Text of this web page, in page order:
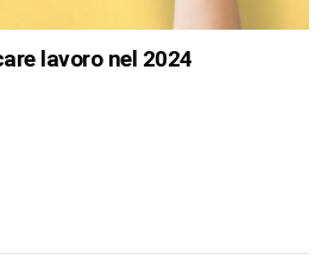
lavoro nel 2024